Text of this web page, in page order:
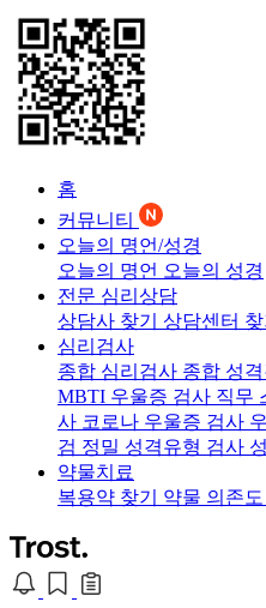
홈
커뮤니티
오늘의 명언/성경
오늘의 명언 오늘의 성경
전문 심리상담
상담사 찾기 상담센터 찾
심리검사
종합 심리검사 종합 성
MBTI 우울증 검사 직무
사 코로나 우울증 검사
검 정밀 성격유형 검사
약물치료
복용약 찾기 약물 의존